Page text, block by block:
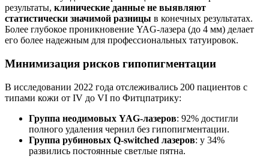
результаты, клинические данные не выявляют
статистически значимой разницы в конечных результатах.
Более глубокое проникновение YAG-лазера (до 4 мм) делает
его более надежным для профессиональных татуировок.
Минимизация рисков гипопигментации
В исследовании 2022 года отслеживались 200 пациентов с
типами кожи от IV до VI по Фитцпатрику:
Группа неодимовых YAG-лазеров: 92% достигли
полного удаления чернил без гипопигментации.
Группа рубиновых Q-switched лазеров: у 34%
развились постоянные светлые пятна.